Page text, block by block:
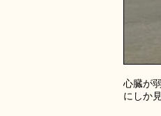
心臓が
にしか